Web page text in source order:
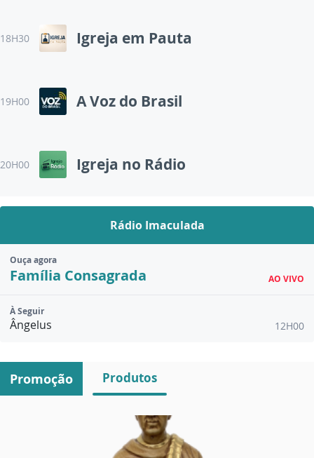
18H30 Igreja em Pauta
19H00 A Voz do Brasil
20H00 Igreja no Rádio
Rádio Imaculada
Ouça agora
Família Consagrada AO VIVO
À Seguir
Ângelus 12H00
Promoção Produtos